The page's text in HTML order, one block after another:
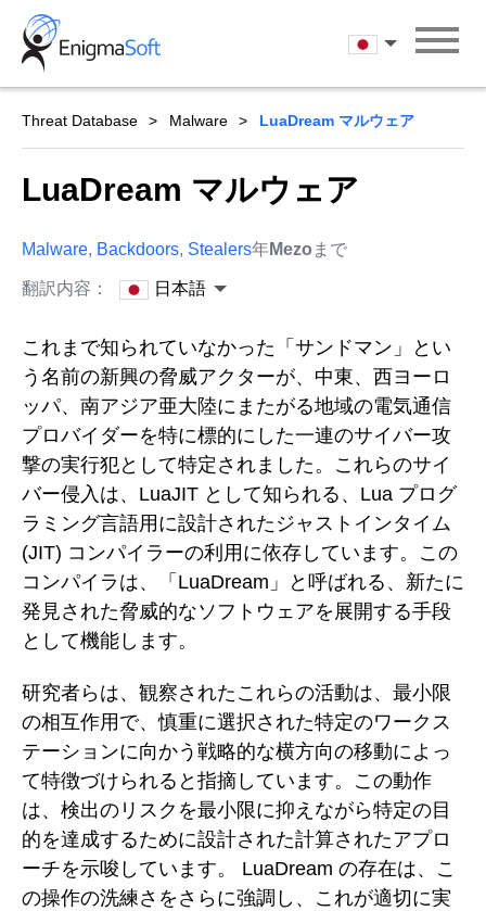
Skip
content
日本語
Threat Database Malware LuaDream マルウェア
LuaDream マルウェア
Malware, Backdoors, Stealers年Mezo まで
翻訳内容： 日本語
これまで知られていなかった「サンドマン」とい
う名前の新興の脅威アクターが、中東、西ヨーロ
ッパ、南アジア亜大陸にまたがる地域の電気通信
プロバイダーを特に標的にした一連のサイバー攻
撃の実行犯として特定されました。これらのサイ
バー侵入は、LuaJIT として知られる、Lua プログ
ラミング言語用に設計されたジャストインタイム
(JIT) コンパイラーの利用に依存しています。この
コンパイラは、「LuaDream」と呼ばれる、新たに
発見された脅威的なソフトウェアを展開する手段
として機能します。
研究者らは、観察されたこれらの活動は、最小限
の相互作用で、慎重に選択された特定のワークス
テーションに向かう戦略的な横方向の移動によっ
て特徴づけられると指摘しています。この動作
は、検出のリスクを最小限に抑えながら特定の目
的を達成するために設計された計算されたアプロ
ーチを示唆しています。 LuaDream の存在は、こ
の操作の洗練さをさらに強調し、これが適切に実